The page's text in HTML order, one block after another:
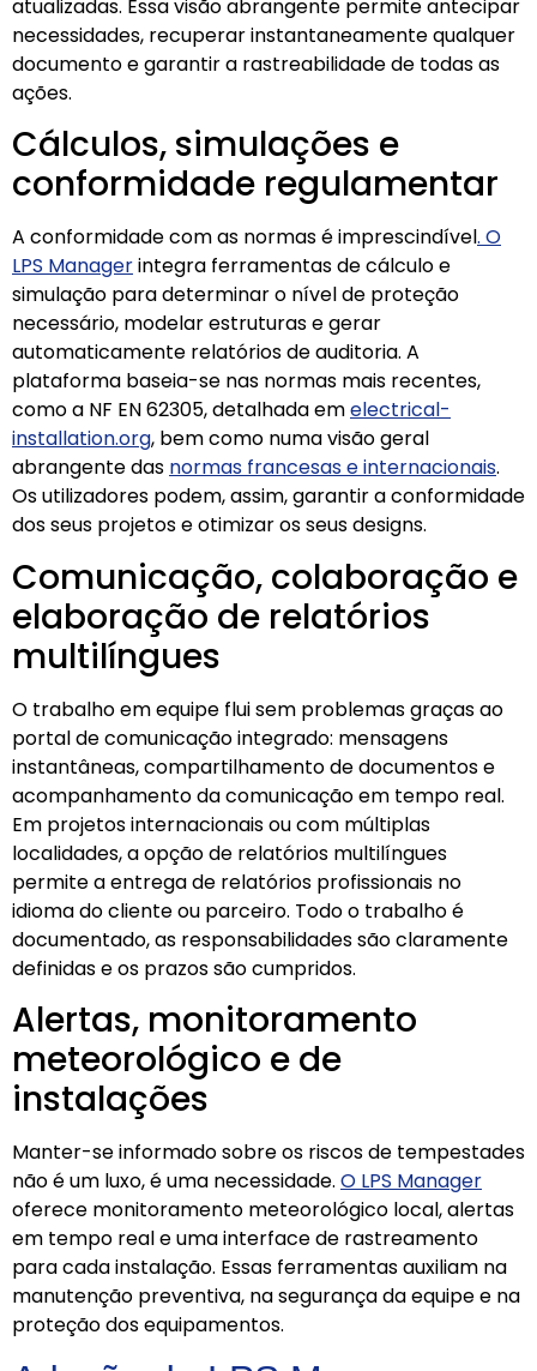
atualizadas. Essa visão abrangente permite antecipar
necessidades, recuperar instantaneamente qualquer
documento e garantir a rastreabilidade de todas as
ações.
Cálculos, simulações e
conformidade regulamentar
A conformidade com as normas é imprescindível. O
LPS Managerintegra ferramentas de cálculo e
simulação para determinar o nível de proteção
necessário, modelar estruturas e gerar
automaticamente relatórios de auditoria. A
plataforma baseia-se nas normas mais recentes,
como a NF EN 62305, detalhada emelectrical-
installation.org, bem como numa visão geral
abrangente das normas francesas e internacionais.
Os utilizadores podem, assim, garantir a conformidade
dos seus projetos e otimizar os seus designs.
Comunicação, colaboração e
elaboração de relatórios
multilíngues
O trabalho em equipe flui sem problemas graças ao
portal de comunicação integrado: mensagens
instantâneas, compartilhamento de documentos e
acompanhamento da comunicação em tempo real.
Em projetos internacionais ou com múltiplas
localidades, a opção de relatórios multilíngues
permite a entrega de relatórios profissionais no
idioma do cliente ou parceiro. Todo o trabalho é
documentado, as responsabilidades são claramente
definidas e os prazos são cumpridos.
Alertas, monitoramento
meteorológico e de
instalações
Manter-se informado sobre os riscos de tempestades
não é um luxo, é uma necessidade. O LPS Manager
oferece monitoramento meteorológico local, alertas
em tempo real e uma interface de rastreamento
para cada instalação. Essas ferramentas auxiliam na
manutenção preventiva, na segurança da equipe e na
proteção dos equipamentos.